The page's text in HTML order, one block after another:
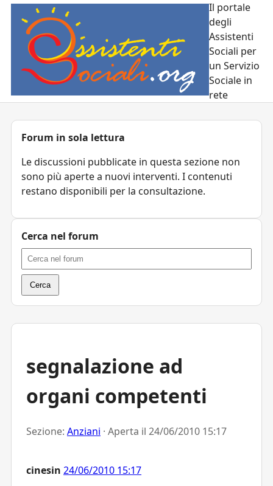
Il portale
degli
Assistenti
Sociali per
un Servizio
Sociale in
rete
segnalazione ad
organi competenti
Sezione: Anziani · Aperta il 24/06/2010 15:17
cinesin 24/06/2010 15:17
Forum in sola lettura
Le discussioni pubblicate in questa sezione non
sono più aperte a nuovi interventi. I contenuti
restano disponibili per la consultazione.
Cerca nel forum
Cerca